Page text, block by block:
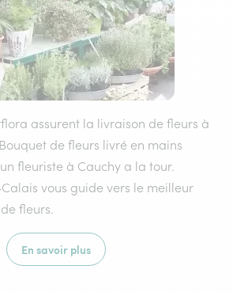
assurent la livraison de fleurs à
de fleurs livré en mains
fleuriste à Cauchy a la tour.
vous guide vers le meilleur
fleurs.
En savoir plus